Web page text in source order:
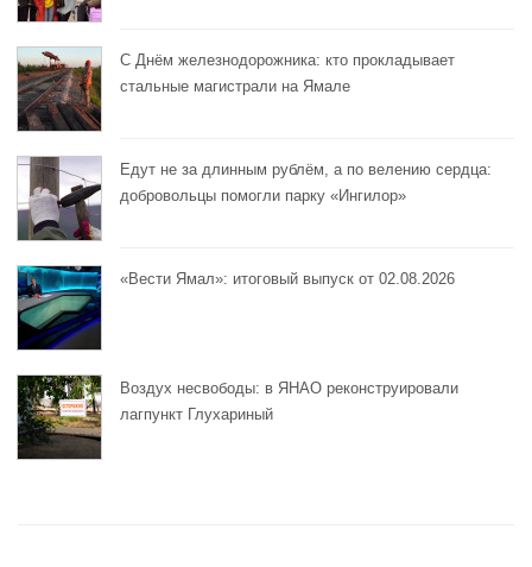
С Днём железнодорожника: кто прокладывает
стальные магистрали на Ямале
Едут не за длинным рублём, а по велению сердца:
добровольцы помогли парку «Ингилор»
«Вести Ямал»: итоговый выпуск от 02.08.2026
Воздух несвободы: в ЯНАО реконструировали
лагпункт Глухариный